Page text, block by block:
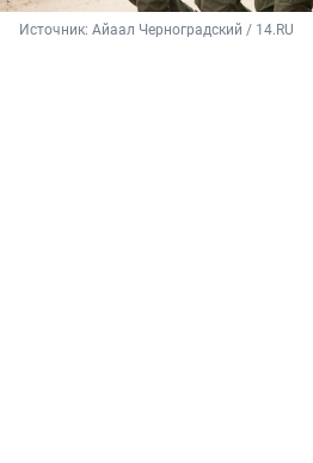
Источник: Айаал Черноградский / 14.RU